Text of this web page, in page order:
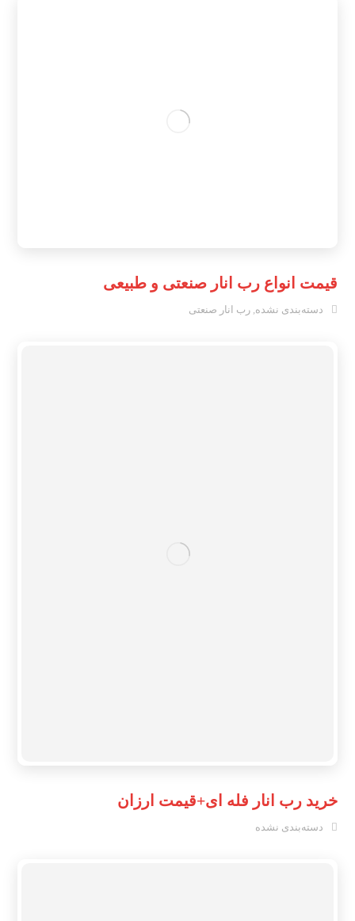
قیمت انواع رب انار صنعتی و طبیعی
دسته‌بندی نشده,رب انار صنعتی
خرید رب انار فله ای+قیمت ارزان
دسته‌بندی نشده